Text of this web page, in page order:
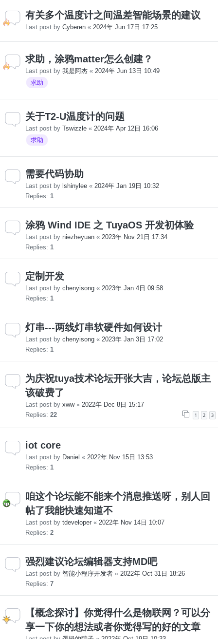
有关多个温度计之间温差智能场景的建议
Last post by Cyberen « 2024年 Jun 17日 17:25
求助，涂鸦matter怎么创建？
Last post by 我是阿杰 « 2024年 Jun 13日 10:49
求助
关于T2-U温度计的问题
Last post by Tswizzle « 2024年 Apr 12日 16:06
求助
需要代码协助
Last post by lshinylee « 2024年 Jan 19日 10:32
Replies: 1
涂鸦 Wind IDE 之 TuyaOS 开发初体验
Last post by niezheyuan « 2023年 Nov 21日 17:34
Replies: 1
定制开发
Last post by chenyisong « 2023年 Jan 4日 09:58
Replies: 1
灯串---两线灯串软硬件如何设计
Last post by chenyisong « 2023年 Jan 3日 17:02
Replies: 1
为庆祝tuya技术论坛开张大吉，论坛总版主
该破费了
Last post by xww« 2022年 Dec 8日 15:17
Replies: 22 1 2 3
iot core
Last post by Daniel « 2022年 Nov 15日 13:53
Replies: 1
咱这个论坛能不能来个消息推送呀，别人回
帖了我能快速知道不
Last post by tdeveloper « 2022年 Nov 14日 10:07
Replies: 2
强烈建议论坛编辑器支持MD吧
Last post by 智能小程序开发者 « 2022年 Oct 31日 18:26
Replies: 7
【概念探讨】你觉得什么是物联网？可以分
享一下你的想法或者你觉得写的好的文章